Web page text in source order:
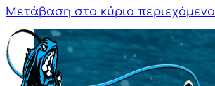
Μετάβαση στο κύριο περιεχόμενο